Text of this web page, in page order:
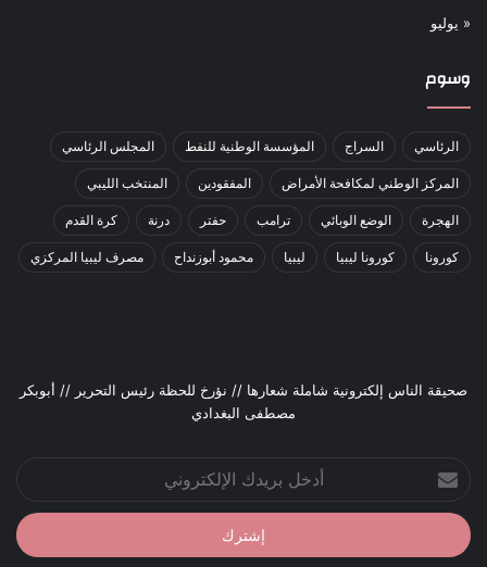
« يوليو
وسوم
الرئاسي السراج المؤسسة الوطنية للنفط المجلس الرئاسي
المركز الوطني لمكافحة الأمراض المفقودين المنتخب الليبي
الهجرة الوضع الوبائي ترامب حفتر درنة كرة القدم
كورونا كورونا ليبيا ليبيا محمود أبوزنداح مصرف ليبيا المركزي
صحيقة الناس إلكترونية شاملة شعارها // نؤرخ للحظة رئيس التحرير // أبوبكر
مصطفى البغدادي
بريدك
الإلكتروني